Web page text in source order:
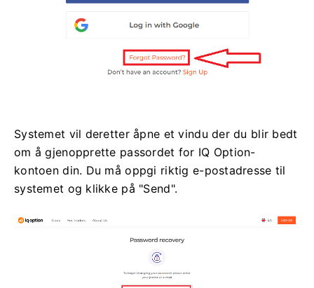
Systemet vil deretter åpne et vindu der du blir bedt
om å gjenopprette passordet for IQ Option-
kontoen din. Du må oppgi riktig e-postadresse til
systemet og klikke på "Send".